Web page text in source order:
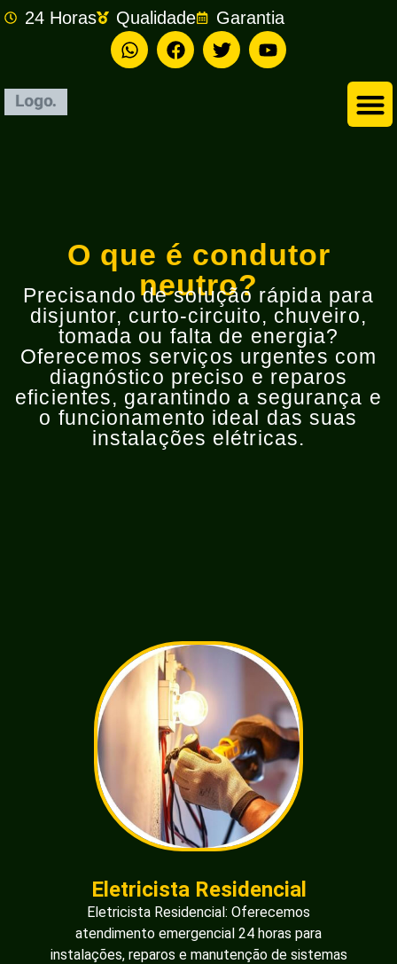
24 Horas Qualidade Garantia
O que é condutor
neutro?
Precisando de solução rápida para
disjuntor, curto-circuito, chuveiro,
tomada ou falta de energia?
Oferecemos serviços urgentes com
diagnóstico preciso e reparos
eficientes, garantindo a segurança e
o funcionamento ideal das suas
instalações elétricas.
Eletricista Residencial
Eletricista Residencial: Oferecemos
atendimento emergencial 24 horas para
instalações, reparos e manutenção de sistemas